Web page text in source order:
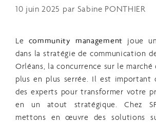
10 juin 2025 par Sabine PONTHIER
Le community management joue
dans la stratégie de communication
Orléans, la concurrence sur le
plus en plus serrée. Il est important
des experts pour transformer votre
en un atout stratégique.Chez
mettons en œuvre des solutions